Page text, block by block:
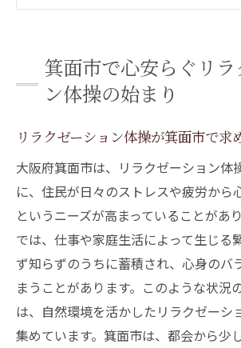
箕面市での体験談から学ぶリ
ン体操
箕面市のリラクゼーション文
ップ
自然の中で体験するリラクゼー
森の中でのリラクゼーショ
箕面市の自然がもたらす心
自然音とリラクゼーション
アウトドアで楽しむリラク
の魅力
箕面市で心安らぐリラ
ン体操の始まり
リラクゼーション体操が箕面市で求
大阪府箕面市は、リラクゼーション体
に、住民が日々のストレスや疲労から
というニーズが高まっていることがあ
では、仕事や家庭生活によって生じる
ず知らずのうちに蓄積され、心身のバ
まうことがあります。このような状況
は、自然環境を活かしたリラクゼーシ
集めています。箕面市は、都会から少